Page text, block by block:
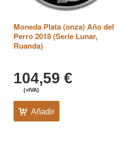
Moneda Plata (onza) Año del
Perro 2018 (Serie Lunar,
Ruanda)
104,59 €
(+IVA)
Añadir